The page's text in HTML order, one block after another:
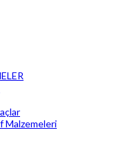
Malzemeleri